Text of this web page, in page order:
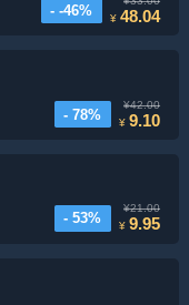
- -46%
¥48.04
- 78%
¥42.00
¥9.10
- 53%
¥21.00
¥9.95